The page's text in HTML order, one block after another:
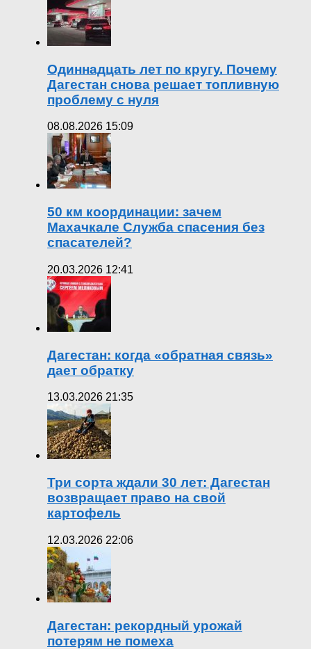
Одиннадцать лет по кругу. Почему
Дагестан снова решает топливную
проблему с нуля
08.08.2026 15:09
50 км координации: зачем
Махачкале Служба спасения без
спасателей?
20.03.2026 12:41
Дагестан: когда «обратная связь»
дает обратку
13.03.2026 21:35
Три сорта ждали 30 лет: Дагестан
возвращает право на свой
картофель
12.03.2026 22:06
Дагестан: рекордный урожай
потерям не помеха